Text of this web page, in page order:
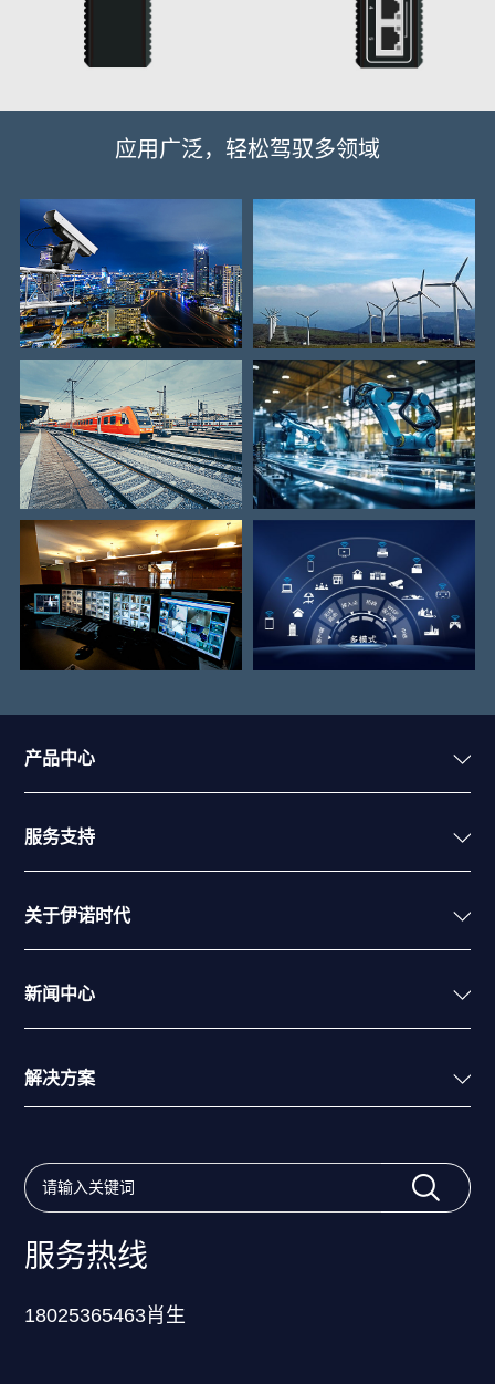
应用广泛，轻松驾驭多领域
产品中心
服务支持
关于伊诺时代
新闻中心
解决方案
服务热线
18025365463肖生